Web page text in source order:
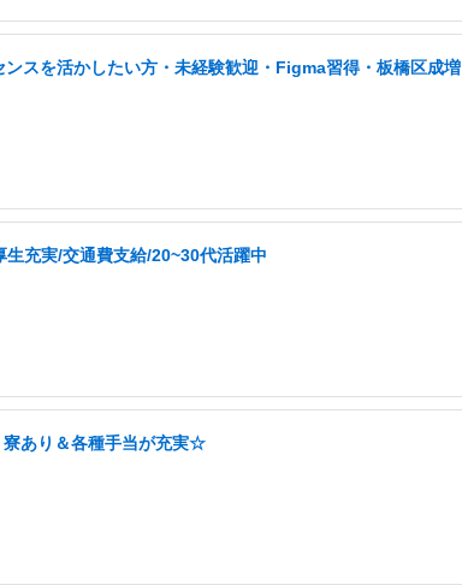
スを活かしたい方・未経験歓迎・Figma習得・板橋区成増
充実/交通費支給/20~30代活躍中
寮あり＆各種手当が充実☆